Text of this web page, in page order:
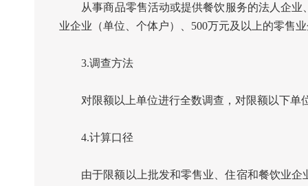
从事商品零售活动或提供餐饮服务的法人企业
业企业（单位、个体户）、 500万元及以上的零售
3.调查方法
对限额以上单位进行全数调查，对限额以下单
4.计算口径
由于限额以上批发和零售业、住宿和餐饮业企